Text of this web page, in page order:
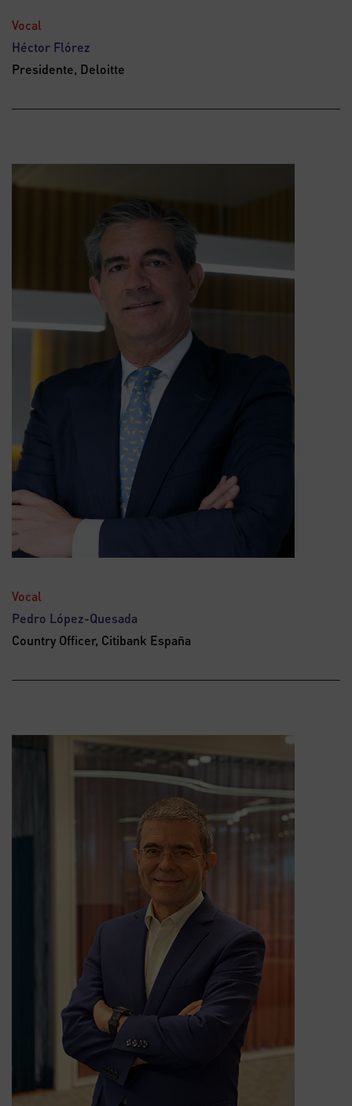
Vocal
Héctor Flórez
Presidente, Deloitte
Vocal
Pedro López-Quesada
Country Officer, Citibank España